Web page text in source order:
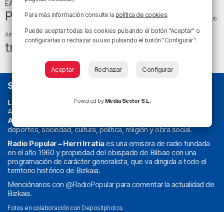
EA Sports Liga Endesa
Política religión San Mamés sociedadsucesos Teatro
Arriaga tiempotiempo atmosféricotráfico
tráfico en Bizkaia
SOBRE NOSOTROS
La radio sin cadenas. Desde 1960 haciendo radio en Bilbao.
Actualidad y
Athletic
deportes, sociedad, cultura, política, religión y obra social.
Radio Popular – Herri Irratiaes una emisora de radio fundada
en el año 1960 y propiedad del obispado de Bilbao con una
programación de carácter generalista, que va dirigida a todo el
territorio histórico de Bizkaia.
Menciónanos con @RadioPopularpara comentar la actualidad de
Bizkaia.
Fotos en colaboración con Depositphotos
Para más información consulte la política de cookies.
Puede aceptar todas las cookies pulsando el botón "Aceptar" o
configurarlas o rechazar su uso pulsando el botón "Configurar".
Aceptar Rechazar Configurar
Powered by Media Sector S.L.